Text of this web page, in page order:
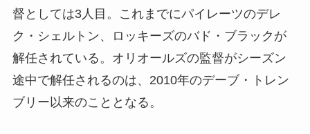
督としては3人目。これまでにパイレーツのデレ
ク・シェルトン、ロッキーズのバド・ブラックが
解任されている。オリオールズの監督がシーズン
途中で解任されるのは、2010年のデーブ・トレン
ブリー以来のこととなる。